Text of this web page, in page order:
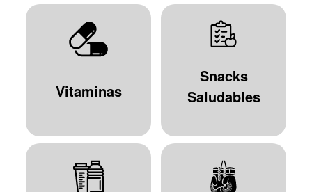
Vitaminas
Snacks
Saludables